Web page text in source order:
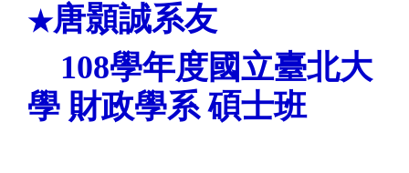
★唐顥誠系友
108學年度國立臺北大
學 財政學系 碩士班